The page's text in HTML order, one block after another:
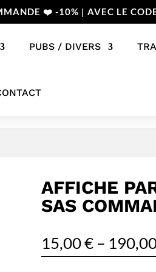
❤️ -10% | AVEC LE
PUBS / DIVERS
AFFICHE
SAS
15,00€ –